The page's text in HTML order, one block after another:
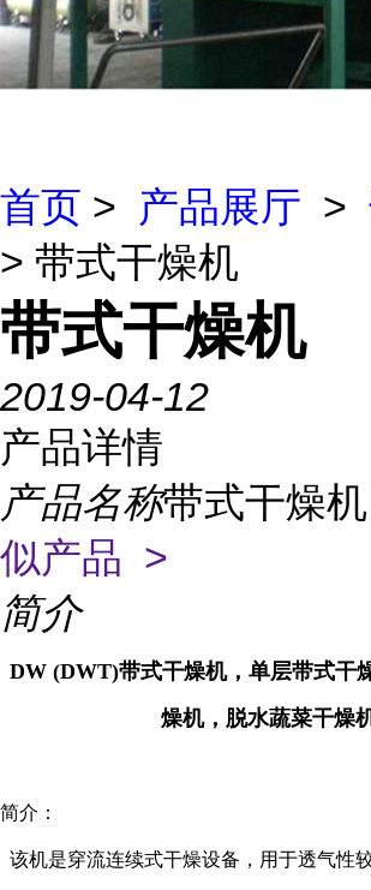
首页 > 产品展厅 >
> 带式干燥机
带式干燥机
2019-04-12
产品详情
产品名称带式干燥机
似产品 >
简介
DW (DWT)带式干燥机，单层带式干
燥机，脱水蔬菜干燥
简介：
该机是穿流连续式干燥设备，用于透气性